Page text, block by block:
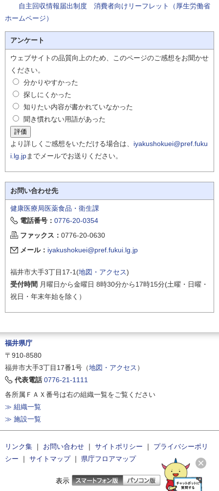
自主回収情報届出制度 消費者向けリーフレット（厚生労働省
ホームページ）
アンケート
ウェブサイトの品質向上のため、このページのご感想をお聞かせ
ください。
分かりやすかった
探しにくかった
知りたい内容が書かれていなかった
聞き慣れない用語があった
より詳しくご感想をいただける場合は、 iyakushokuei@pref.fuku
i.lg.jpまでメールでお送りください。
お問い合わせ先
健康医療局医薬食品・衛生課
電話番号： 0776-20-0354
ファックス： 0776-20-0630
メール： iyakushokuei@pref.fukui.lg.jp
福井市大手3丁目17-1(地図・アクセス)
受付時間 月曜日から金曜日 8時30分から17時15分(土曜・日曜・
祝日・年末年始を除く）
福井県庁
〒910-8580
福井市大手3丁目17番1号（地図・アクセス ）
代表電話 0776-21-1111
各所属ＦＡＸ番号は右の組織一覧をご覧ください
≫ 組織一覧
≫ 施設一覧
リンク集 ｜ お問い合わせ ｜ サイトポリシー ｜
プライバシーポリ
シー ｜ サイトマップ｜ 県庁フロアマップ
表示